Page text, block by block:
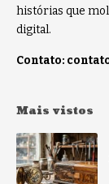
histórias que
digital.
Contato:
Mais vistos